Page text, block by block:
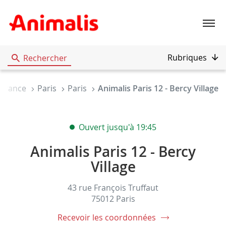
Menu
Rechercher Rubriques
Paris Paris Animalis Paris 12 - Bercy Village
Ouvert jusqu'à 19:45
Animalis Paris 12 - Bercy
Village
43 rue François Truffaut
75012 Paris
Recevoir les coordonnées
du